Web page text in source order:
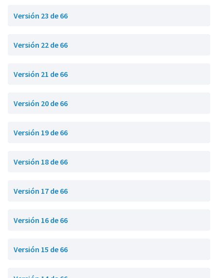
Versión 23 de 66
Versión 22 de 66
Versión 21 de 66
Versión 20 de 66
Versión 19 de 66
Versión 18 de 66
Versión 17 de 66
Versión 16 de 66
Versión 15 de 66